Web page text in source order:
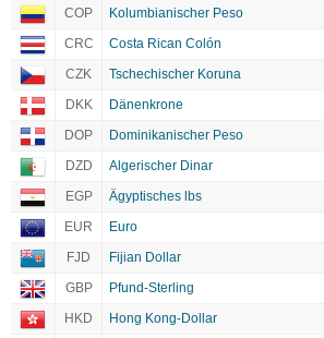
COP
Kolumbianischer Peso
CRC
Costa Rican Colón
CZK
Tschechischer Koruna
DKK
Dänenkrone
DOP
Dominikanischer Peso
DZD
Algerischer Dinar
EGP
Ägyptisches lbs
EUR
Euro
FJD
Fijian Dollar
GBP
Pfund-Sterling
HKD
Hong Kong-Dollar